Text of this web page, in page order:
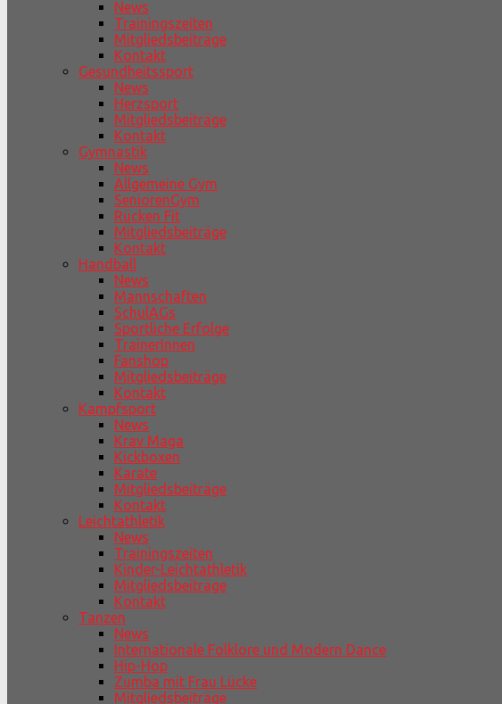
News
Trainingszeiten
Mitgliedsbeiträge
Kontakt
Gesundheitssport
News
Herzsport
Mitgliedsbeiträge
Kontakt
Gymnastik
News
Allgemeine Gym
SeniorenGym
Rücken Fit
Mitgliedsbeiträge
Kontakt
Handball
News
Mannschaften
SchulAGs
Sportliche Erfolge
TrainerInnen
Fanshop
Mitgliedsbeiträge
Kontakt
Kampfsport
News
Krav Maga
Kickboxen
Karate
Mitgliedsbeiträge
Kontakt
Leichtathletik
News
Trainingszeiten
Kinder-Leichtathletik
Mitgliedsbeiträge
Kontakt
Tanzen
News
Internationale Folklore und Modern Dance
Hip-Hop
Zumba mit Frau Lücke
Mitgliedsbeiträge